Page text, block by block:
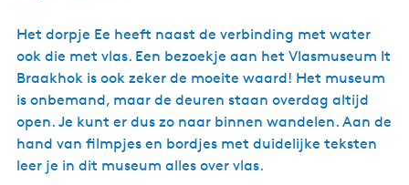
Het dorpje Ee heeft naast de verbinding met water
ook die met vlas. Een bezoekje aan het Vlasmuseum It
Braakhok is ook zeker de moeite waard! Het museum
is onbemand, maar de deuren staan overdag altijd
open. Je kunt er dus zo naar binnen wandelen. Aan de
hand van filmpjes en bordjes met duidelijke teksten
leer je in dit museum alles over vlas.